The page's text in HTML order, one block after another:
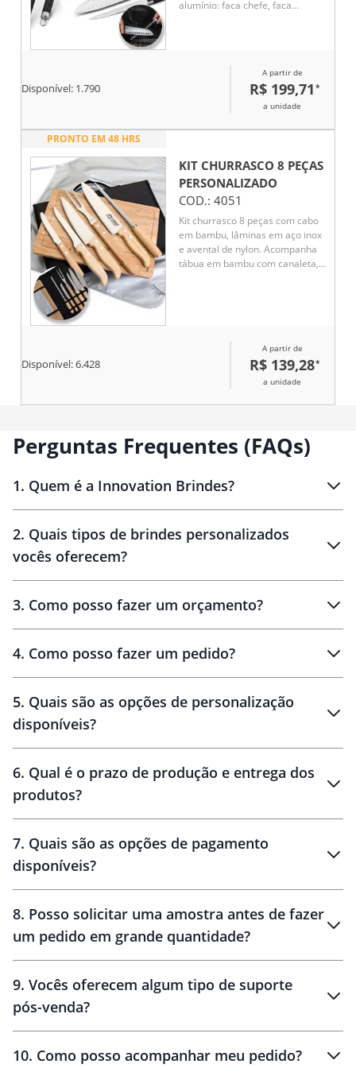
alumínio: faca chefe, faca
Disponível: 1.790
A partir de
R$ 199,71 *
a unidade
PRONTO EM 48 HRS
KIT CHURRASCO 8 PEÇAS
PERSONALIZADO
COD.: 4051
Kit churrasco 8 peças com cabo
em bambu, lâminas em aço inox
e avental de nylon. Acompanha
tábua em bambu com canaleta,
um dos mais resistentes à
ferrugem e corrosão
Disponível:6.428
A partir de
R$ 139,28*
a unidade
Perguntas Frequentes (FAQs)
1. Quem é a Innovation Brindes?
Brindes personalizados
2. Quais tipos de brindes personalizados
vocês oferecem?
personalizados
3. Como posso fazer um orçamento?
brinde
personalização
4. Como posso fazer um pedido?
amostra virtual
5. Quais são as opções de personalização
disponíveis?
6. Qual é o prazo de produção e entrega dos
produtos?
10 dias
brinde
48 horas
7. Quais são as opções de pagamento
disponíveis?
8. Posso solicitar uma amostra antes de fazer
um pedido em grande quantidade?
amostras
9. Vocês oferecem algum tipo de suporte
pós-venda?
10. Como posso acompanhar meu pedido?